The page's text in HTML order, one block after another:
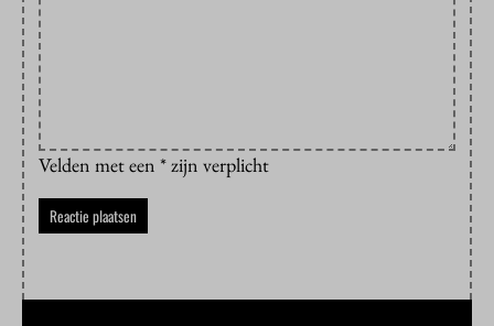
Velden met een * zijn verplicht